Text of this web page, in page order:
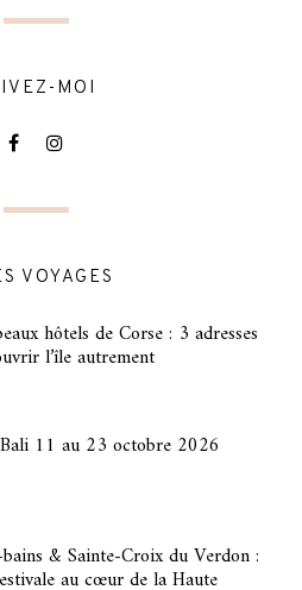
MOI
VOYAGES
hôtels de Corse : 3 adresses
l’île autrement
11 au 23 octobre 2026
& Sainte-Croix du Verdon :
au cœur de la Haute